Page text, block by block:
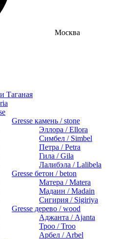
Москва
Таганая
Gresse камень / stone
Эллора / Ellora
Симбел / Simbel
Петра / Petra
Гила / Gila
Лалибэла / Lalibela
Gresse бетон / beton
Матера / Matera
Мадаин / Madain
Сигирия / Sigiriya
Gresse дерево / wood
Аджанта / Ajanta
Троо / Troo
Арбел / Arbel